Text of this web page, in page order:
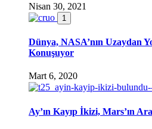
Nisan 30, 2021
1
Dünya, NASA’nın Uzaydan
Konuşuyor
Mart 6, 2020
Ay’ın Kayıp İkizi, Mars’ın